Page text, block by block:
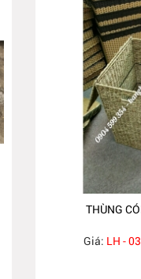
THÙNG
Giá: LH -